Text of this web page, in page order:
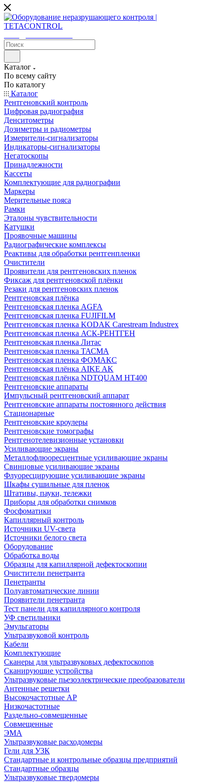
Каталог
По всему сайту
По каталогу
Каталог
Рентгеновский контроль
Цифровая радиография
Денситометры
Дозиметры и радиометры
Измерители-сигнализаторы
Индикаторы-сигнализаторы
Негатоскопы
Принадлежности
Кассеты
Комплектующие для радиографии
Маркеры
Мерительные пояса
Рамки
Эталоны чувствительности
Катушки
Проявочные машины
Радиографические комплексы
Реактивы для обработки рентгенпленки
Очистители
Проявители для рентгеновских пленок
Фиксаж для рентгеновской плёнки
Резаки для рентгеновских пленок
Рентгеновская плёнка
Рентгеновская пленка AGFA
Рентгеновская пленка FUJIFILM
Рентгеновская пленка KODAK Carestream Industrex
Рентгеновская пленка АСК-РЕНТГЕН
Рентгеновская пленка Литас
Рентгеновская пленка ТАСМА
Рентгеновская пленка ФОМАКС
Рентгеновская плёнка AIKE AK
Рентгеновская плёнка NDTQUAM HT400
Рентгеновские аппараты
Импульсный рентгеновский аппарат
Рентгеновские аппараты постоянного действия
Стационарные
Рентгеновские кроулеры
Рентгеновские томографы
Рентгенотелевизионные установки
Усиливающие экраны
Металлофлюоресцентные усиливающие экраны
Свинцовые усиливающие экраны
Флуоресцирующие усиливающие экраны
Шкафы сушильные для пленок
Штативы, пауки, тележки
Приборы для обработки снимков
Фосфоматики
Капиллярный контроль
Источники UV-света
Источники белого света
Оборудование
Обработка воды
Образцы для капиллярной дефектоскопии
Очистители пенетранта
Пенетранты
Полуавтоматические линии
Проявители пенетранта
Тест панели для капиллярного контроля
УФ светильники
Эмульгаторы
Ультразвуковой контроль
Кабели
Комплектующие
Сканеры для ультразвуковых дефектоскопов
Сканирующие устройства
Ультразвуковые пьезоэлектрические преобразователи
Антенные решетки
Высокочастотные АР
Низкочастотные
Раздельно-совмещенные
Совмещенные
ЭМА
Ультразвуковые расходомеры
Гели для УЗК
Стандартные и контрольные образцы предприятий
Стандартные образцы
Ультразвуковые твердомеры